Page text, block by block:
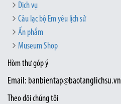
Dịch vụ
Câu lạc bộ Em yêu lịch sử
Ấn phẩm
Museum Shop
Hòm thư góp ý
Email: banbientap@baotanglichsu.vn
Theo dõi chúng tôi